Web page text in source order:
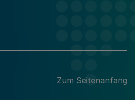
Zum Seitenanfang